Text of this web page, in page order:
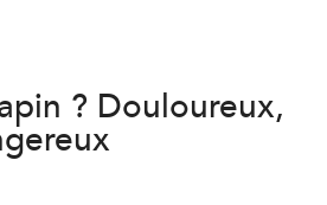
? Douloureux,